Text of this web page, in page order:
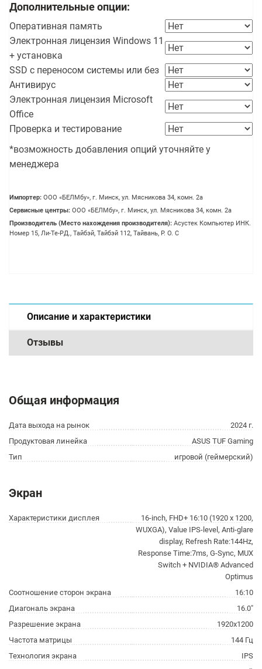
Дополнительные опции:
Оперативная память
Электронная лицензия Windows 11
+ установка
SSD с переносом системы или без
Антивирус
Электронная лицензия Microsoft
Office
Проверка и тестирование
*возможность добавления опций уточняйте у
менеджера
Импортер: OOO «БЕЛМбу», г. Минск, ул. Мясникова 34, комн. 2а
Сервисные центры: OOO «БЕЛМбу», г. Минск, ул. Мясникова 34, комн. 2а
Производитель (Место нахождения производителя): Асустек Компьютер ИНК.
Номер 15, Ли-Те-РД., Тайбэй, Тайбэй 112, Тайвань, Р. О. С
Описание и характеристики
Отзывы
Общая информация
Дата выхода на рынок
2024 г.
Продуктовая линейка
ASUS TUF Gaming
Тип
игровой (геймерский)
Экран
Характеристики дисплея
16-inch, FHD+ 16:10 (1920 x 1200,
WUXGA), Value IPS-level, Anti-glare
display, Refresh Rate:144Hz,
Response Time:7ms, G-Sync, MUX
Switch + NVIDIA® Advanced
Optimus
Соотношение сторон экрана
16:10
Диагональ экрана
16.0"
Разрешение экрана
1920x1200
Частота матрицы
144 Гц
Технология экрана
IPS